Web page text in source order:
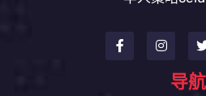
导航